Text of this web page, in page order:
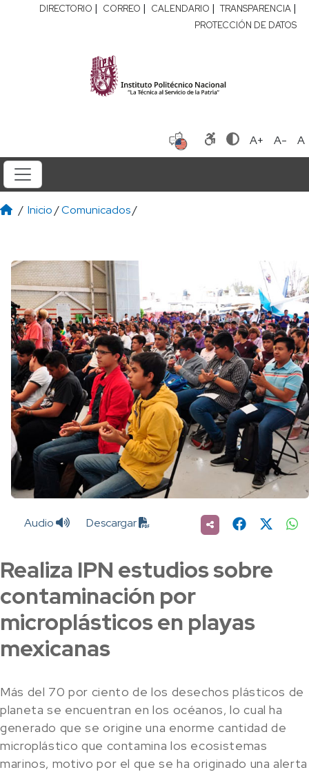
DIRECTORIO | CORREO | CALENDARIO | TRANSPARENCIA |
PROTECCIÓN DE DATOS
A+ A- A
/ Inicio/Comunicados/
Audio Descargar
Realiza IPN estudios sobre
contaminación por
microplásticos en playas
mexicanas
Más del 70 por ciento de los desechos plásticos de
planeta se encuentran en los océanos, lo cual ha
generado que se origine una enorme cantidad de
microplástico que contamina los ecosistemas
marinos, motivo por el que se ha originado una alerta